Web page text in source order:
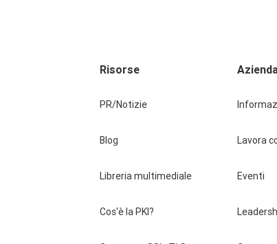
Risorse
PR/Notizie
Blog
Libreria multimediale
Cos'è la PKI?
Lavora
Eventi